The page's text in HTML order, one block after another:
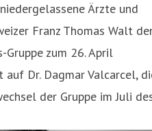
Ärzte und
Franz Thomas Walt
zum 26. April
Dr. Dagmar Valcarcel,
der Gruppe im Juli